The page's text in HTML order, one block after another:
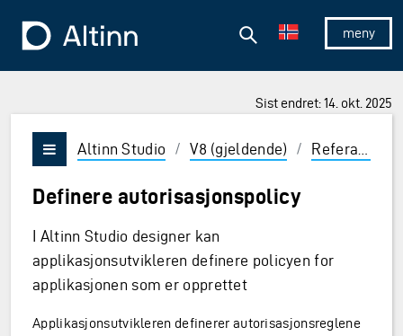
Vis/skjul
Søk
Sist endret: 14. okt. 2025
og Enter for å velge
Vis/skjul meny
Altinn Studio / V8 (gjeldende) / Referanse
Definere autorisasjonspolicy
I Altinn Studio designer kan
applikasjonsutvikleren definere policyen for
applikasjonen som er opprettet
Applikasjonsutvikleren definerer autorisasjonsreglene